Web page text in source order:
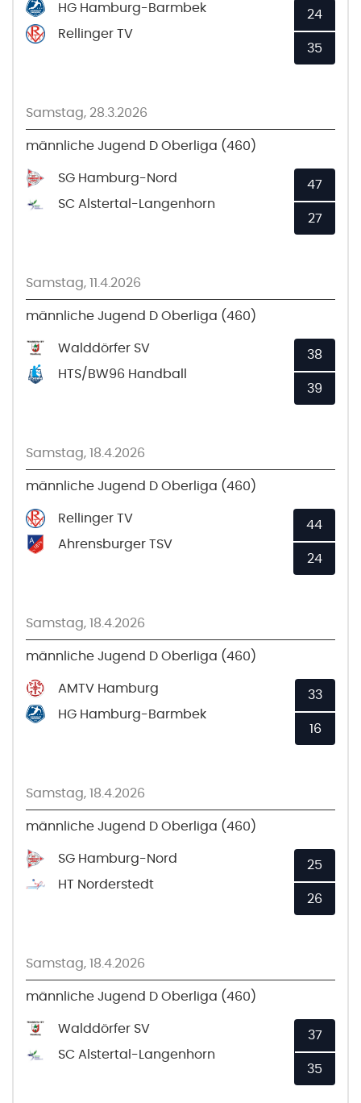
HG Hamburg-Barmbek
Rellinger TV
24
35
Samstag, 28.3.2026
männliche Jugend D Oberliga (460)
SG Hamburg-Nord
SC Alstertal-Langenhorn
47
27
Samstag, 11.4.2026
männliche Jugend D Oberliga (460)
Walddörfer SV
HTS/BW96 Handball
38
39
Samstag, 18.4.2026
männliche Jugend D Oberliga (460)
Rellinger TV
Ahrensburger TSV
44
24
Samstag, 18.4.2026
männliche Jugend D Oberliga (460)
AMTV Hamburg
HG Hamburg-Barmbek
33
16
Samstag, 18.4.2026
männliche Jugend D Oberliga (460)
SG Hamburg-Nord
HT Norderstedt
25
26
Samstag, 18.4.2026
männliche Jugend D Oberliga (460)
Walddörfer SV
SC Alstertal-Langenhorn
37
35